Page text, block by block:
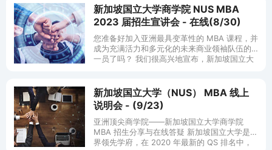
新加坡国立大学商学院 NUS MBA
2023 届招生宣讲会 - 在线(8/30)
您准备好加入亚洲最具变革性的 MBA 课程，并
成为充满活力和多元化的未来商业领袖队伍的
一员了吗？ 我们很高兴地宣布，新加坡国立大
新加坡国立大学（NUS） MBA 线上
说明会 - (9/23)
亚洲顶尖商学院——新加坡国立大学商学院
MBA 招生分享与在线答疑 新加坡国立大学是世
界领先学府，在 2020 年最新的 QS 排名中，